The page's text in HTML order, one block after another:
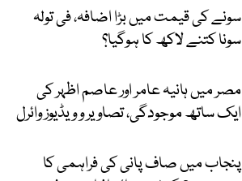
سونے کی قیمت میں بڑا اضافہ، فی تولہ
سونا کتنے لاکھ کا ہوگیا؟
مصر میں ہانیہ عامر اور عاصم اظہر کی
ایک ساتھ موجودگی، تصاویر و ویڈیوز وائرل
پنجاب میں صاف پانی کی فراہمی کا